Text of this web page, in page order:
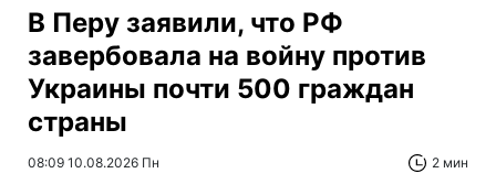
В Перу заявили, что РФ
завербовала на войну против
Украины почти 500 граждан
страны
08:09 10.08.2026 Пн 2 мин